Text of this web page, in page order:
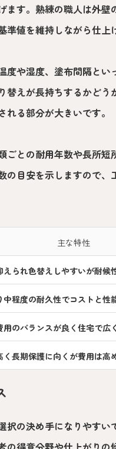
す。熟練の職人は外壁
値を維持しながら仕上
や湿度、塗布間隔とい
替えが長持ちするかど
る部分が大きいです。
との耐用年数や長所短
の目安を示しますので、
主な特性
えられ色替えしやすいが耐候
中程度の耐久性でコストと性
用のバランスが良く住宅で広
く長期保護に向くが費用は高
の決め手になりやすい